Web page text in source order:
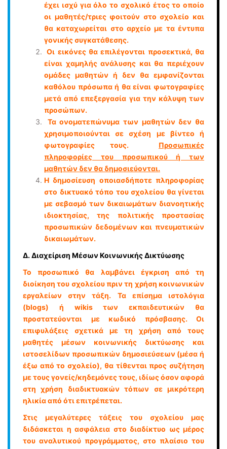
έχει ισχύ για όλο το σχολικό έτος το οποίο
οι µαθητές/τριες φοιτούν στο σχολείο και
θα καταχωρείται στο αρχείο µε τα έντυπα
γονικής συγκατάθεσης.
Οι εικόνες θα επιλέγονται προσεκτικά, θα
είναι χαμηλής ανάλυσης και θα περιέχουν
οµάδες µαθητών ή δεν θα εµφανίζονται
καθόλου πρόσωπα ή θα είναι φωτογραφίες
μετά από επεξεργασία για την κάλυψη των
προσώπων.
Τα ονοµατεπώνυµα των µαθητών δεν θα
χρησιµοποιούνται σε σχέση µε βίντεο ή
φωτογραφίες τους. Προσωπικές
πληροφορίες του προσωπικού ή των
µαθητών δεν θα δηµοσιεύονται.
Η δηµοσίευση οποιασδήποτε πληροφορίας
στο δικτυακό τόπο του σχολείου θα γίνεται
µε σεβασµό των δικαιωµάτων διανοητικής
ιδιοκτησίας, της πολιτικής προστασίας
προσωπικών δεδοµένων και πνευµατικών
δικαιωµάτων.
Δ. Διαχείριση Μέσων Κοινωνικής Δικτύωσης
Το προσωπικό θα λαµβάνει έγκριση από τη
διοίκηση του σχολείου πριν τη χρήση κοινωνικών
εργαλείων στην τάξη. Τα επίσηµα ιστολόγια
(blogs) ή wikis των εκπαιδευτικών θα
προστατεύονται µε κωδικό πρόσβασης. Οι
επιφυλάξεις σχετικά µε τη χρήση από τους
µαθητές µέσων κοινωνικής δικτύωσης και
ιστοσελίδων προσωπικών δηµοσιεύσεων (µέσα ή
έξω από το σχολείο), θα τίθενται προς συζήτηση
µε τους γονείς/κηδεµόνες τους, ιδίως όσον αφορά
στη χρήση διαδικτυακών τόπων σε µικρότερη
ηλικία από ότι επιτρέπεται.
Στις μεγαλύτερες τάξεις του σχολείου μας
διδάσκεται η ασφάλεια στο διαδίκτυο ως µέρος
του αναλυτικού προγράµµατος, στο πλαίσιο του